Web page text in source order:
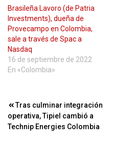
Brasileña Lavoro (de Patria
Investments), dueña de
Provecampo en Colombia,
sale a través de Spac a
Nasdaq
16 de septiembre de 2022
En «Colombia»
Navegación
de
Tras culminar integración
operativa, Tipiel cambió a
Technip Energies Colombia